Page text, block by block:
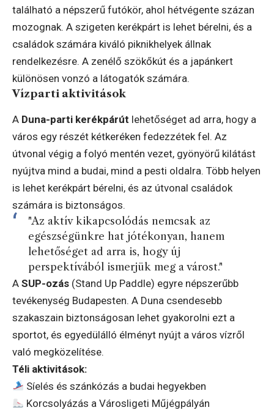
található a népszerű futókör, ahol hétvégente százan
mozognak. A szigeten kerékpárt is lehet bérelni, és a
családok számára kiváló piknikhelyek állnak
rendelkezésre. A zenélő szökőkút és a japánkert
különösen vonzó a látogatók számára.
Vízparti aktivitások
A Duna-parti kerékpárút lehetőséget ad arra, hogy a
város egy részét kétkeréken fedezzétek fel. Az
útvonal végig a folyó mentén vezet, gyönyörű kilátást
nyújtva mind a budai, mind a pesti oldalra. Több helyen
is lehet kerékpárt bérelni, és az útvonal családok
számára is biztonságos.
"Az aktív kikapcsolódás nemcsak az
egészségünkre hat jótékonyan, hanem
lehetőséget ad arra is, hogy új
perspektívából ismerjük meg a várost."
A SUP-ozás (Stand Up Paddle) egyre népszerűbb
tevékenység Budapesten. A Duna csendesebb
szakaszain biztonságosan lehet gyakorolni ezt a
sportot, és egyedülálló élményt nyújt a város vízről
való megközelítése.
Téli aktivitások:
Síelés és szánkózás a budai hegyekben
Korcsolyázás a Városligeti Műjégpályán